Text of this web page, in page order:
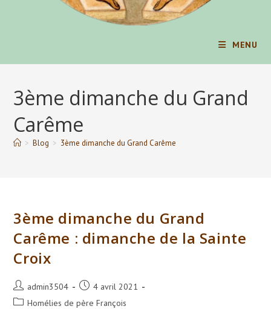
MENU
3ème dimanche du Grand
Carême
> Blog > 3ème dimanche du Grand Carême
3ème dimanche du Grand
Carême : dimanche de la Sainte
Croix
Auteur/autrice
de
admin3504
Publication
publiée :
4 avril 2021
PostHomélies de père François